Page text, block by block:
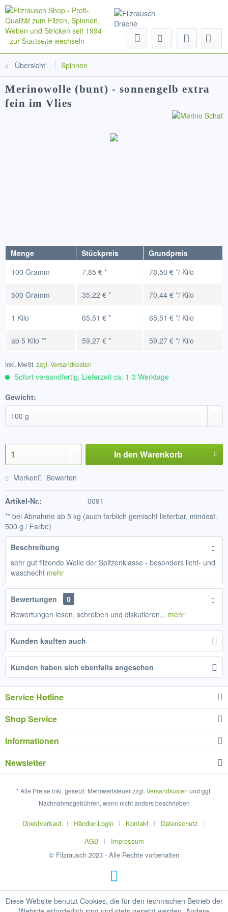
Menü
Übersicht Spinnen
Merinowolle (bunt) - sonnengelb extra
fein im Vlies
Menge Stückpreis
Grundpreis
100 Gramm
7,85 € * 78,50 € */ Kilo
500 Gramm 35,22 € * 70,44 € */ Kilo
1 Kilo 65,51 € * 65,51 € */ Kilo
ab 5 Kilo ** 59,27 € * 59,27 € */ Kilo
inkl. MwSt. zzgl. Versandkosten
Sofort versandfertig, Lieferzeit ca. 1-3 Werktage
Gewicht:
In den Warenkorb
Merken Bewerten
Artikel-Nr.:
0091
** bei Abnahme ab 5 kg (auch farblich gemischt lieferbar, mindest.
500 g / Farbe)
Beschreibung
sehr gut filzende Wolle der Spitzenklasse - besonders licht- und
waschecht mehr
Bewertungen
0
Bewertungen lesen, schreiben und diskutieren... mehr
Kunden kauften auch
Kunden haben sich ebenfalls angesehen
Service Hotline
Shop Service
Informationen
Newsletter
* Alle Preise inkl. gesetzl. Mehrwertsteuer zzgl. Versandkosten und ggf.
Nachnahmegebühren, wenn nicht anders beschrieben
Direktverkauf Händler-Login Kontakt
Datenschutz
AGB
Impressum
© Filzrausch 2023 - Alle Rechte vorbehalten
Diese Website benutzt Cookies, die für den technischen Betrieb der